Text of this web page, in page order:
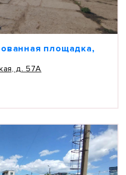
площадка,
д. 57А